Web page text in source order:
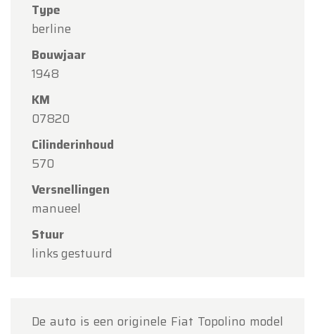
Type
berline
Bouwjaar
1948
KM
07820
Cilinderinhoud
570
Versnellingen
manueel
Stuur
links gestuurd
De auto is een originele Fiat Topolino model
Oldtimerfarm
Beste klanten,
Oldtimerfarm zal
augustus
Onze showroom is
maandag 10 augustus tot en met vrijdag 14
augustusvolgens de normale openingsuren.
Maandag 17 augustus
afspraak
Bedankt voor uw begrip en graag tot binnenkort!